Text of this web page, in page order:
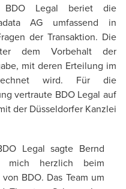
BDO Legal beriet die
AG umfassend in
der Transaktion. Die
dem Vorbehalt der
mit deren Erteilung im
wird. Für die
vertraute BDO Legal auf
der Düsseldorfer Kanzlei
Legal sagte Bernd
mich herzlich beim
BDO. Das Team um